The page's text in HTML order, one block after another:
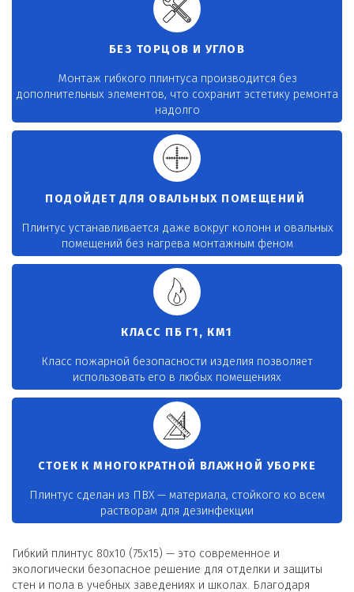
БЕЗ ТОРЦОВ И УГЛОВ
Монтаж гибкого плинтуса производится без
дополнительных элементов, что сохранит эстетику ремонта
надолго
ПОДОЙДЕТ ДЛЯ ОВАЛЬНЫХ ПОМЕЩЕНИЙ
Плинтус устанавливается даже вокруг колонн и овальных
помещений без нагрева монтажным феном
КЛАСС ПБ Г1, КМ1
Класс пожарной безопасности изделия позволяет
использовать его в любых помещениях
СТОЕК К МНОГОКРАТНОЙ ВЛАЖНОЙ УБОРКЕ
Плинтус сделан из ПВХ — материала, стойкого ко всем
растворам для дезинфекции
Гибкий плинтус 80x10 (75x15) — это современное и
экологически безопасное решение для отделки и защиты
стен и пола в учебных заведениях и школах. Благодаря